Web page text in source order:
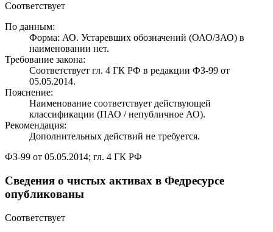
Соответствует
По данным:
Форма: АО. Устаревших обозначений (ОАО/ЗАО) в
наименовании нет.
Требование закона:
Соответствует гл. 4 ГК РФ в редакции ФЗ-99 от
05.05.2014.
Пояснение:
Наименование соответствует действующей
классификации (ПАО / непубличное АО).
Рекомендация:
Дополнительных действий не требуется.
ФЗ-99 от 05.05.2014; гл. 4 ГК РФ
Сведения о чистых активах в Федресурсе
опубликованы
Соответствует